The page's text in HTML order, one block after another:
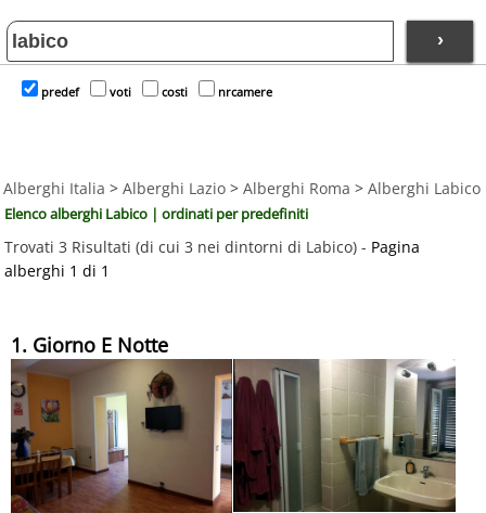
›
predef voti costi nrcamere
Alberghi Italia > Alberghi Lazio > Alberghi Roma > Alberghi Labico
Elenco alberghi Labico | ordinati per predefiniti
Trovati 3 Risultati (di cui 3 nei dintorni di Labico) - Pagina
alberghi 1 di 1
1. Giorno E Notte